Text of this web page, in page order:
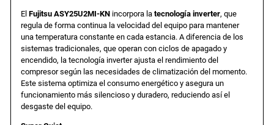
:
6
.
0
3
3
El Fujitsu ASY25U2MI-KNincorpora la tecnología inverter, que
regula de forma continua la velocidad del equipo para mantener
una temperatura constante en cada estancia. A diferencia de los
sistemas tradicionales, que operan con ciclos de apagado y
encendido, la tecnología inverter ajusta el rendimiento del
compresor según las necesidades de climatización del momento.
Este sistema optimiza el consumo energético y asegura un
funcionamiento más silencioso y duradero, reduciendo así el
desgaste del equipo.